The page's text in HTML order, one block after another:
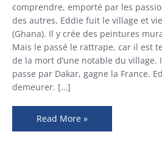
comprendre, emporté par les
des autres, Eddie fuit le village et
(Ghana). Il y crée des peintures
Mais le passé le rattrape, car il est
de la mort d’une notable du village.
passe par Dakar, gagne la France.
demeurer. […]
Read More »